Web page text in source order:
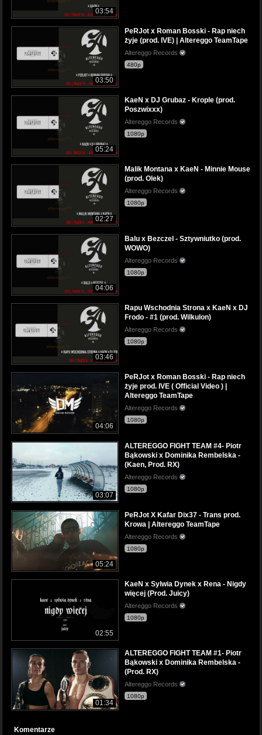
03:54
03:50
PeRJot x Roman Bosski - Rap niech
żyje (prod. IVE) | Altereggo TeamTape
Altereggo Records
480p
05:24
KaeN x DJ Grubaz - Krople (prod.
Poszwixxx)
Altereggo Records
1080p
02:27
Malik Montana x KaeN - Minnie Mouse
(prod. Olek)
Altereggo Records
1080p
04:06
Balu x Bezczel - Sztywniutko (prod.
WOWO)
Altereggo Records
1080p
03:46
Rapu Wschodnia Strona x KaeN x DJ
Frodo - #1 (prod. Wilkulon)
Altereggo Records
1080p
04:06
PeRJot x Roman Bosski - Rap niech
żyje prod. IVE ( Official Video ) |
Altereggo TeamTape
Altereggo Records
1080p
03:07
ALTEREGGO FIGHT TEAM #4- Piotr
Bąkowski x Dominika Rembelska -
(Kaen, Prod. RX)
Altereggo Records
1080p
05:24
PeRJot X Kafar Dix37 - Trans prod.
Krowa | Altereggo TeamTape
Altereggo Records
1080p
02:55
KaeN x Sylwia Dynek x Rena - Nigdy
więcej (Prod. Juicy)
Altereggo Records
1080p
01:34
ALTEREGGO FIGHT TEAM #1- Piotr
Bąkowski x Dominika Rembelska -
(Prod. RX)
Altereggo Records
1080p
Komentarze